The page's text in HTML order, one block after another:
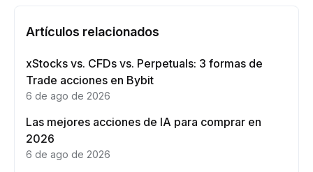
Artículos relacionados
xStocks vs. CFDs vs. Perpetuals: 3 formas de
Trade acciones en Bybit
6 de ago de 2026
Las mejores acciones de IA para comprar en
2026
6 de ago de 2026